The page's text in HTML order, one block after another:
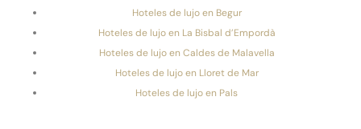
Hoteles de lujo en Begur
Hoteles de lujo en La Bisbal d’Empordà
Hoteles de lujo en Caldes de Malavella
Hoteles de lujo en Lloret de Mar
Hoteles de lujo en Pals